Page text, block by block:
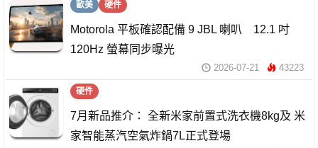
歐美 硬件
Motorola 平板確認配備 9 JBL 喇叭 12.1 吋
120Hz 螢幕同步曝光
2026-07-21 43223
硬件
7月新品推介： 全新米家前置式洗衣機8kg及 米
家智能蒸汽空氣炸鍋7L正式登場